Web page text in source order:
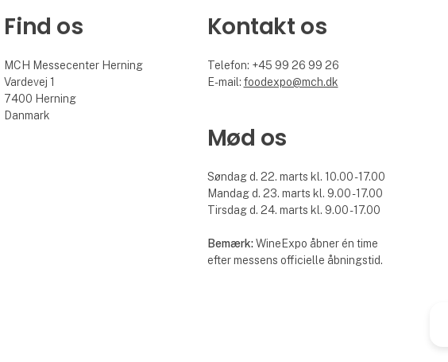
Find os
MCH Messecenter Herning
Vardevej 1
7400 Herning
Danmark
Kontakt os
Telefon: +45 99 26 99 26
E-mail: foodexpo@mch.dk
Mød os
Søndag d. 22. marts kl. 10.00 - 17.00
Mandag d. 23. marts kl. 9.00 - 17.00
Tirsdag d. 24. marts kl. 9.00 - 17.00
Bemærk:WineExpo åbner én time
efter messens officielle åbningstid.